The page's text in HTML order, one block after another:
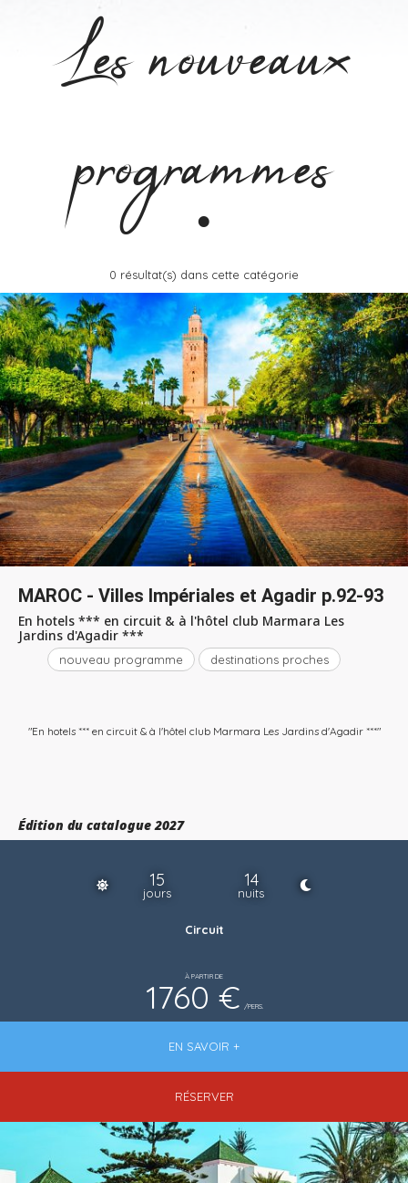
Les nouveaux
programmes
0 résultat(s) dans cette catégorie
MAROC - Villes Impériales et Agadir p.92-93
Édition du catalogue 2027
En hotels *** en circuit & à l'hôtel club Marmara Les
Jardins d'Agadir ***
nouveau programme destinations proches
"En hotels *** en circuit & à l'hôtel club Marmara Les Jardins d'Agadir ***"
15
jours
14
nuits
Circuit
À PARTIR DE
1760 € /PERS.
EN SAVOIR +
RÉSERVER